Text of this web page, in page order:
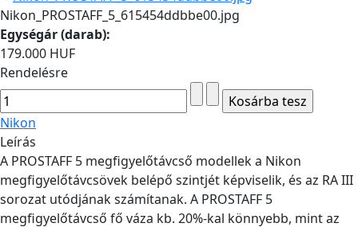
Nikon_PROSTAFF_5_615454ddbbe00.jpg
Egységár (darab):
179.000 HUF
Rendelésre
Nikon
Leírás
A PROSTAFF 5 megfigyelőtávcső modellek a Nikon
megfigyelőtávcsövek belépő szintjét képviselik, és az RA III
sorozat utódjának számítanak. A PROSTAFF 5
megfigyelőtávcső fő váza kb. 20%-kal könnyebb, mint az